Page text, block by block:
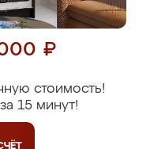
₽
стоимость!
15 минут!